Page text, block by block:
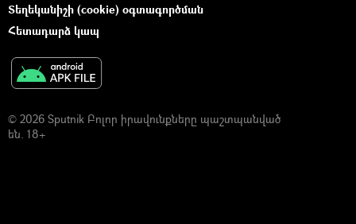
Տեղեկանիշի (cookie) օգտագործման
Հետադարձ կապ
© 2026 Sputnik Բոլոր իրավունքները պաշտպանված
են. 18+